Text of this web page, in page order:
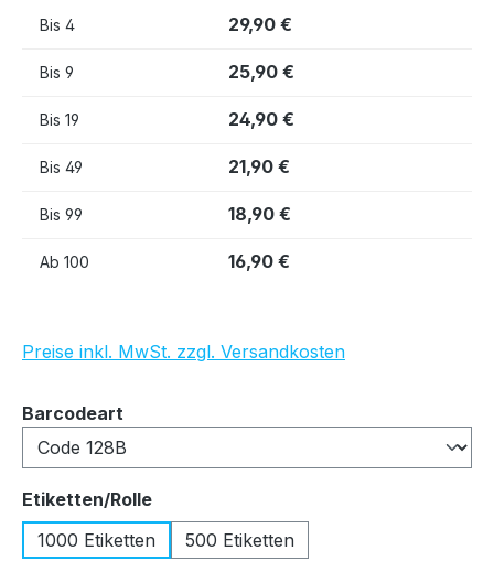
Bis 4 29,90 €
Bis 9 25,90 €
Bis 19 24,90 €
Bis 49 21,90 €
Bis 99 18,90 €
Ab 100 16,90 €
Preise inkl. MwSt. zzgl. Versandkosten
Barcodeart
Etiketten/Rolleauswählen
1000 Etiketten
500 Etiketten